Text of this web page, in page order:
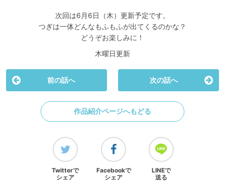
次回は6月6日（木）更新予定です。
つぎは一体どんなもふもふが出てくるのかな？
どうぞお楽しみに！
木曜日更新
前の話へ 次の話へ
作品紹介ページへもどる
Twitterで
シェア
Facebookで
シェア
LINEで
送る